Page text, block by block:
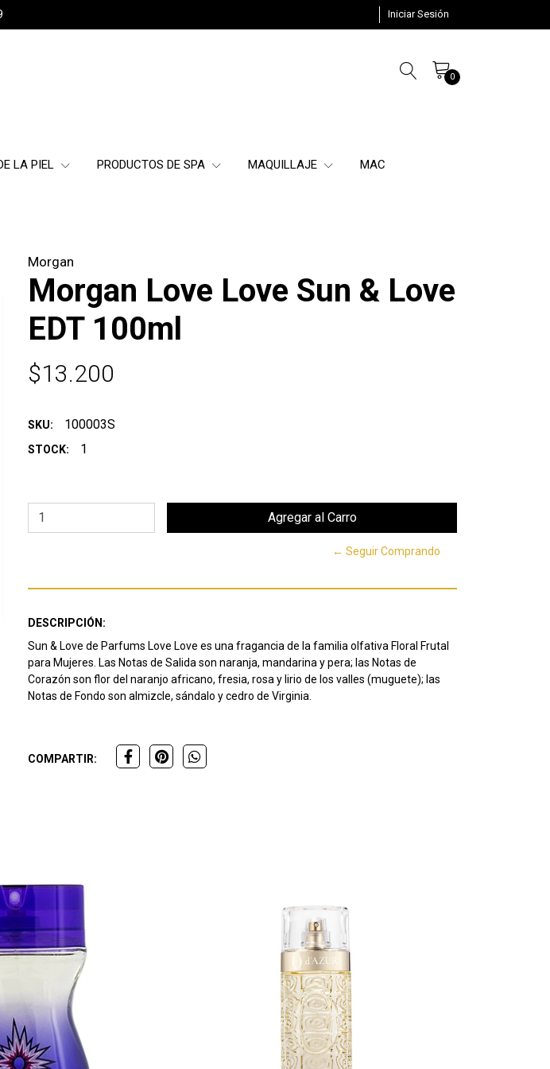
Iniciar Sesión
0
LA PIEL PRODUCTOS DE SPA MAQUILLAJE MAC
Morgan
Morgan Love Love Sun & Love
EDT 100ml
$13.200
SKU: 100003S
STOCK: 1
← Seguir Comprando
DESCRIPCIÓN:
Sun & Love de Parfums Love Love es una fragancia de la familia olfativa Floral Frutal
para Mujeres. Las Notas de Salida son naranja, mandarina y pera; las Notas de
Corazón son flor del naranjo africano, fresia, rosa y lirio de los valles (muguete); las
Notas de Fondo son almizcle, sándalo y cedro de Virginia.
COMPARTIR: